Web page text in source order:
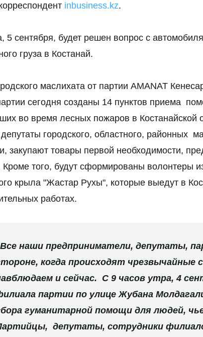
inbusiness.kz.
5 сентября, будет решен вопрос с
груза в Костанай.
маслихата от партии AMANAT
сегодня созданы 14 пунктов приема
во время лесных пожаров в Костанайской
городского, областного, районных
закупают товары первой необходимости,
Кроме того, будут сформированы волонтеры
крыла "Жастар Рухы", которые выедут в
работах.
наши предприниматели, депутаты,
когда происходят
и сейчас. С 9 часов утра, 4
партии по улице Жубана
гуманитарной помощи для людей,
депутаты, сотрудники